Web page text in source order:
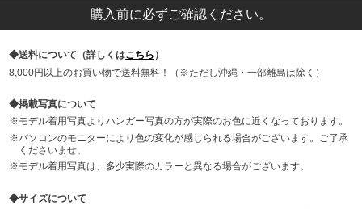
購入前に必ずご確認ください。
送料について（詳しくはこちら ）
8,000円以上のお買い物で送料無料！（※ただし沖縄・一部離島は除く）
掲載写真について
モデル着用写真よりハンガー写真の方が実際のお色に近くなっております。
パソコンのモニターにより色の変化が感じられる場合がございます。ご了承
くださいませ。
モデル着用写真は、多少実際のカラーと異なる場合がございます。
サイズについて